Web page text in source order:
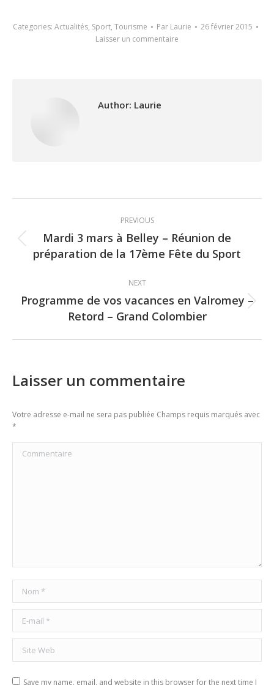
Categories: Actualités, Sport, Tourisme Par Laurie
26 février 2015
Laisser un commentaire
Author: Laurie
navigation
PREVIOUS
Previous
post:
Mardi 3 mars à Belley – Réunion de
préparation de la 17ème Fête du Sport
NEXT
Next
post:
Programme de vos vacances en Valromey –
Retord – Grand Colombier
Laisser un commentaire
Votre adresse e-mail ne sera pas publiée Champs requis marqués avec
*
Commentaire
Nom *
E-mail *
Site Web
Save my name, email, and website in this browser for the next time I